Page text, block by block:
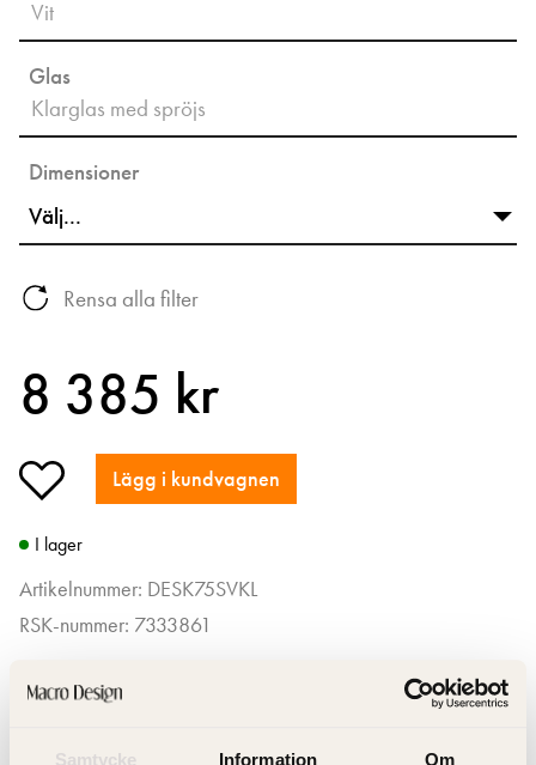
Samtycke Information Om
Vit
Glas
Klarglas med spröjs
Dimensioner
Rensa alla filter
8 385 kr
Lägg i kundvagnen
I lager
Artikelnummer: DESK75SVKL
RSK-nummer: 7333861